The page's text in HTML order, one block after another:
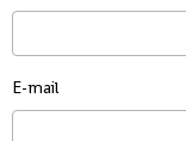
E-mail